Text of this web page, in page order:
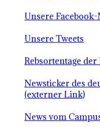
Unsere
Unsere Tweets
Rebsortentage
Newsticker des
(externer Link)
News vom